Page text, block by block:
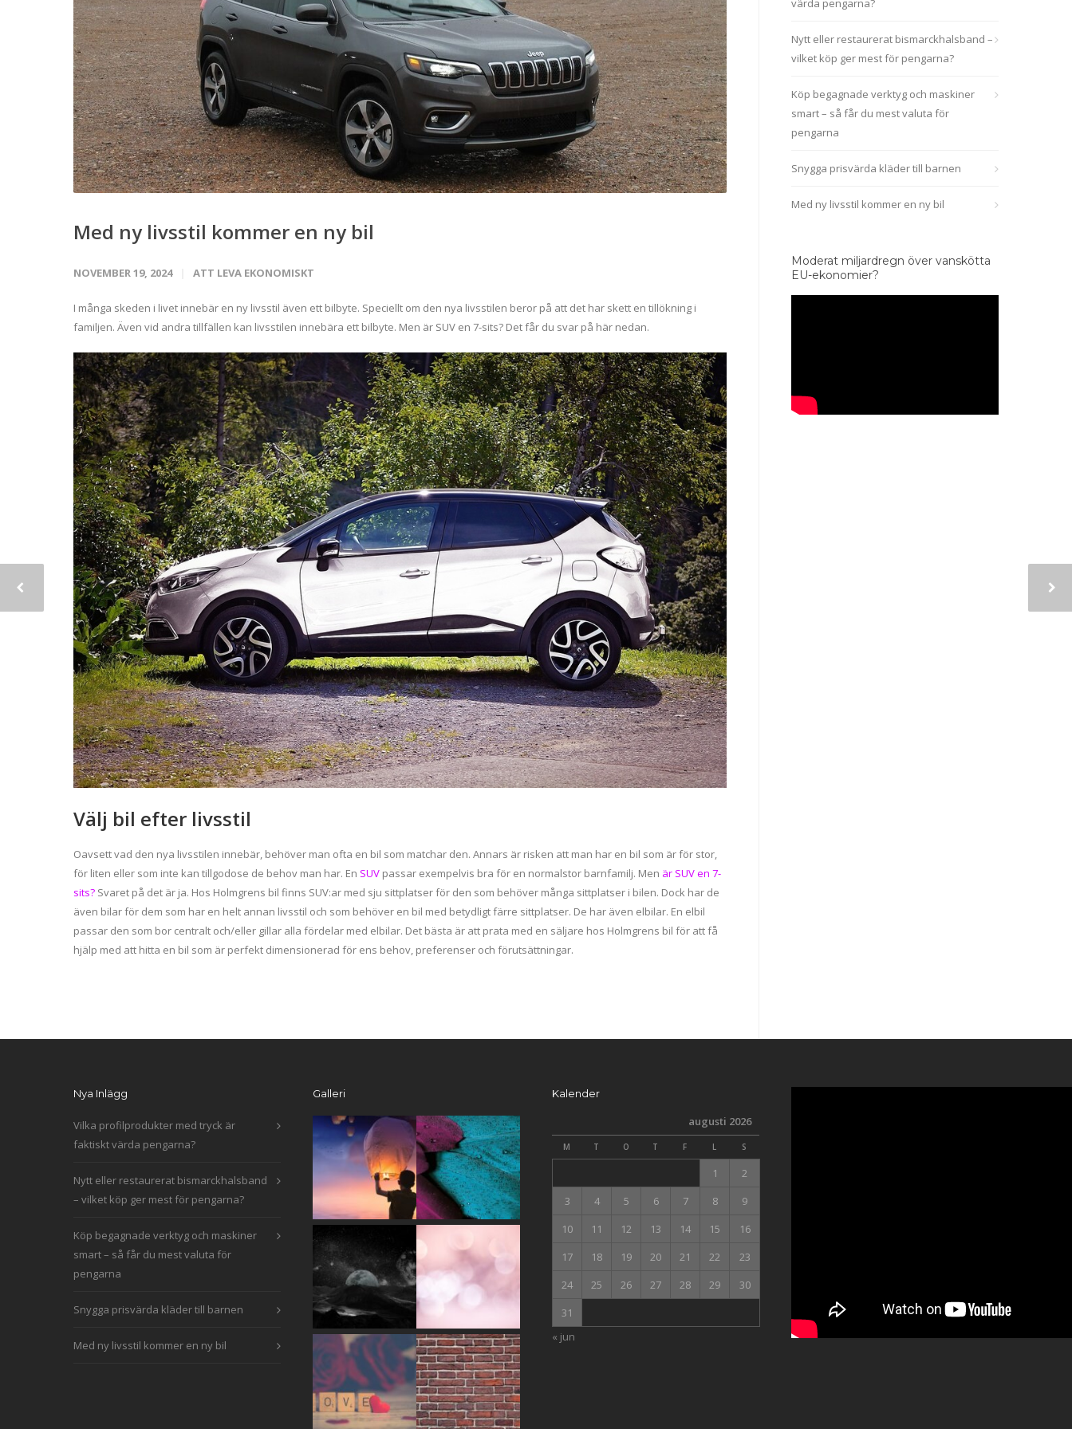
Med ny livsstil kommer en ny bil
NOVEMBER 19, 2024 ATT LEVA EKONOMISKT
I många skeden i livet innebär en ny livsstil även ett bilbyte. Speciellt om den nya livsstilen beror på att det har skett en tillökning i
familjen. Även vid andra tillfällen kan livsstilen innebära ett bilbyte. Men är SUV en 7-sits? Det får du svar på här nedan.
Välj bil efter livsstil
Oavsett vad den nya livsstilen innebär, behöver man ofta en bil som matchar den. Annars är risken att man har en bil som är för stor,
för liten eller som inte kan tillgodose de behov man har. En SUV passar exempelvis bra för en normalstor barnfamilj. Men är SUV en 7-
sits? Svaret på det är ja. Hos Holmgrens bil finns SUV:ar med sju sittplatser för den som behöver många sittplatser i bilen. Dock har de
även bilar för dem som har en helt annan livsstil och som behöver en bil med betydligt färre sittplatser. De har även elbilar. En elbil
passar den som bor centralt och/eller gillar alla fördelar med elbilar. Det bästa är att prata med en säljare hos Holmgrens bil för att få
hjälp med att hitta en bil som är perfekt dimensionerad för ens behov, preferenser och förutsättningar.
värda pengarna?
Nytt eller restaurerat bismarckhalsband –
vilket köp ger mest för pengarna?
Köp begagnade verktyg och maskiner
smart – så får du mest valuta för
pengarna
Snygga prisvärda kläder till barnen
Med ny livsstil kommer en ny bil
Moderat miljardregn över vanskötta
EU-ekonomier?
Nya Inlägg
Vilka profilprodukter med tryck är
faktiskt värda pengarna?
Nytt eller restaurerat bismarckhalsband
– vilket köp ger mest för pengarna?
Köp begagnade verktyg och maskiner
smart – så får du mest valuta för
pengarna
Snygga prisvärda kläder till barnen
Med ny livsstil kommer en ny bil
Galleri Kalender
augusti 2026
M T O T F L S
1
2
3
4 5 6 7 8
9
10
11 12 13 14 15
16
17
18 19 20 21 22
23
24
25 26 27 28 29
30
31
« jun